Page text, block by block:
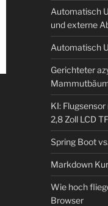
Automatisch
und externe
Automatisch
Gerichteter
KI:
2,8 Zoll LCD
Spring Boot
Markdown
Wie hoch
Browser